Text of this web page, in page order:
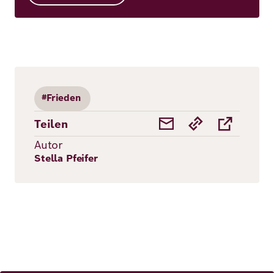
#Frieden
Teilen
Autor
Stella Pfeifer